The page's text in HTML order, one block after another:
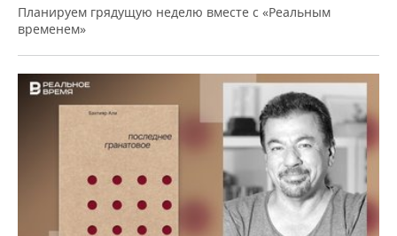
Планируем грядущую неделю вместе с «Реальным
временем»